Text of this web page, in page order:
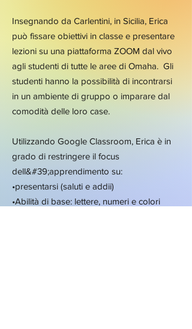
Insegnando da Carlentini, in Sicilia, Erica
può fissare obiettivi in classe e presentare
lezioni su una piattaforma ZOOM dal vivo
agli studenti di tutte le aree di Omaha. Gli
studenti hanno la possibilità di incontrarsi
in un ambiente di gruppo o imparare dal
comodità delle loro case.
Utilizzando Google Classroom, Erica è in
grado di restringere il focus
dell&#39;apprendimento su:
•presentarsi (saluti e addii)
•Abilità di base: lettere, numeri e colori